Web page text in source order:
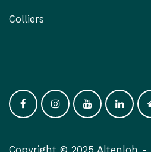
Colliers
Copyright © 2025 Altenloh -